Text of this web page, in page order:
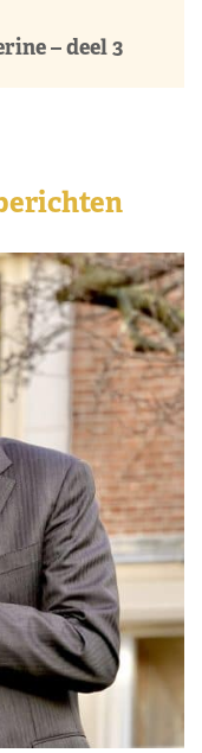
– deel 3